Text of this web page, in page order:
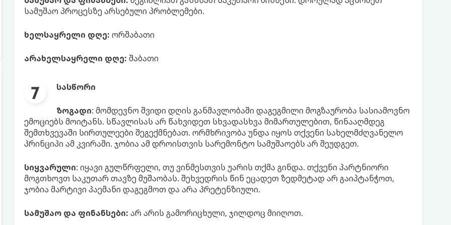
სამუშაო პროცესზე არსებული პრობლემები.
ხელსაყრელი დღე: ორშაბათი
არახელსაყრელი დღე: შაბათი
სასწორი
ზოგადი: მომდევნო შვიდი დღის განმავლობაში დაგეგმილი მოგზაურობა სასიამოვნო
ემოციებს მოიტანს. სწავლისას არ წახვიდეთ სხვადასხვა მიმართულებით, წინააღმდეგ
შემთხვევაში სირთულეები შეგექმნებათ. ორმხრივობა უნდა იყოს თქვენი სახელმძღვანელო
პრინციპი ამ კვირაში. ჯობია ამ დროისთვის სარემონტო სამუშაოებს არ შეუდგეთ.
სიყვარული: იყავი გულწრფელი, თუ ვინმესთვის უარის თქმა გინდა. თქვენი პარტნიორი
მოგთხოვთ საკუთარ თავზე მუშაობას. შეხვედრის წინ ეცადეთ ზედმეტად არ გაიპტანჭოთ,
ჯობია მარტივი პაემანი დაგეგმოთ და არა პრეტენზიული.
სამუშაო და ფინანსები: არ არის გამორიცხული, ჯილდოც მიიღოთ.